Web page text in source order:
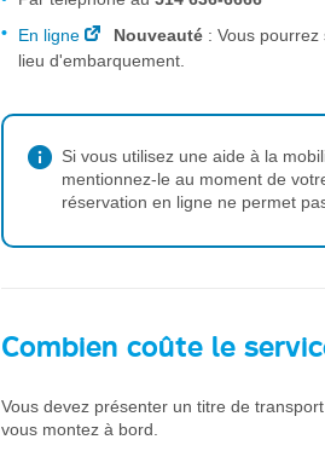
En ligne Nouveauté : Vous
lieu d'embarquement.
Si vous utilisez une aide à la
mentionnez-le au moment de
réservation en ligne ne permet
Combien coûte le
Vous devez présenter un titre de
vous montez à bord.